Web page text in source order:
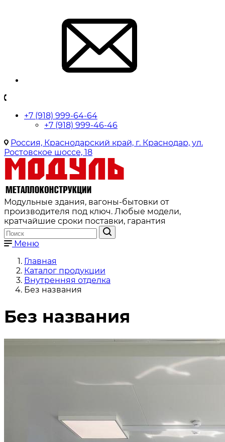
+7 (918) 999-64-64
+7 (918) 999-46-46
Россия, Краснодарский край, г. Краснодар, ул.
Ростовское шоссе, 18
Модульные здания, вагоны-бытовки от
производителя под ключ. Любые модели,
кратчайшие сроки поставки, гарантия
Меню
Главная
Каталог продукции
Внутренняя отделка
Без названия
Без названия